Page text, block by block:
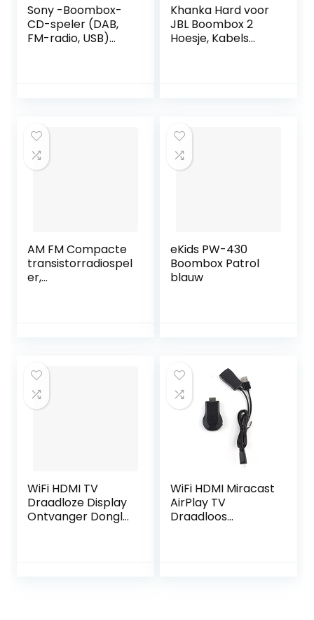
Sony -Boombox-
CD-speler (DAB,
FM-radio, USB)
Khanka Hard voor
JBL Boombox 2
Hoesje, Kabels
Waterdicht met
accessoires. (Case
past alleen
AM FM Compacte
transistorradiospel
er,
antenne Mini
Pocket Radio voor
wandelen, joggen
eKids PW-430
Boombox Patrol
blauw
WiFi HDMI TV
Draadloze Display
Ontvanger Dongle
WiFi HDMI Miracast
AirPlay TV
Draadloos